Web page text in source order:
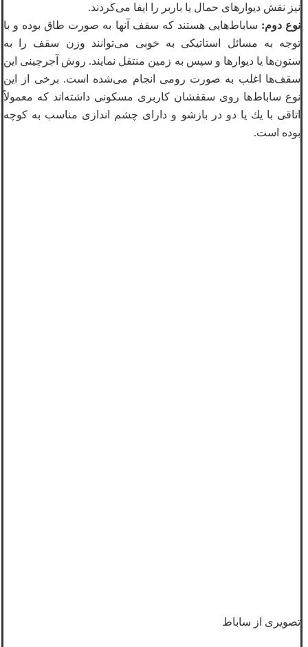
نیز نقش ديوارهای حمال يا باربر را ايفا می‌كردند.
نوع دوم: ساباط‌هایی هستند که سقف آنها به صورت طاق بوده و با
توجه به مسائل استاتيكی به خوبی می‌توانند وزن سقف را به
ستون‌ها یا ديوارها و سپس به زمين منتقل نمايند. روش آجرچينی اين
سقف‌ها اغلب به صورت رومی انجام می‌شده است. برخی از این
نوع ساباط‌ها روی سقفشان كاربری مسكونی داشته‌اند که معمولاً
اتاقی با يك يا دو در بازشو و دارای چشم اندازی مناسب به كوچه
بوده است.
تصویری از ساباط